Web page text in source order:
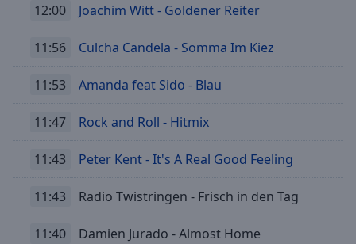
12:00 Joachim Witt - Goldener Reiter
11:56 Culcha Candela - Somma Im Kiez
11:53 Amanda feat Sido - Blau
11:47 Rock and Roll - Hitmix
11:43 Peter Kent - It's A Real Good Feeling
11:43 Radio Twistringen - Frisch in den Tag
11:40 Damien Jurado - Almost Home